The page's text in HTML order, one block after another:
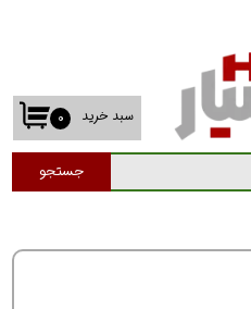
جستجو
۰ سبد خرید